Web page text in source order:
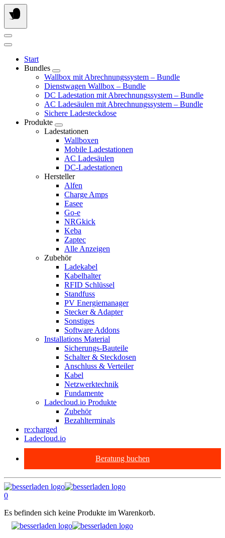
Springe
zum
Inhalt
Start
Bundles
Wallbox mit Abrechnungssystem – Bundle
Dienstwagen Wallbox – Bundle
DC Ladestation mit Abrechnungssystem – Bundle
AC Ladesäulen mit Abrechnungssystem – Bundle
Sichere Ladesteckdose
Produkte
Ladestationen
Wallboxen
Mobile Ladestationen
AC Ladesäulen
DC-Ladestationen
Hersteller
Alfen
Charge Amps
Easee
Go-e
NRGkick
Keba
Zaptec
Alle Anzeigen
Zubehör
Ladekabel
Kabelhalter
RFID Schlüssel
Standfuss
PV Energiemanager
Stecker & Adapter
Sonstiges
Software Addons
Installations Material
Sicherungs-Bauteile
Schalter & Steckdosen
Anschluss & Verteiler
Kabel
Netzwerktechnik
Fundamente
Ladecloud.io Produkte
Zubehör
Bezahlterminals
re:charged
Ladecloud.io
Beratung buchen
0
Es befinden sich keine Produkte im Warenkorb.